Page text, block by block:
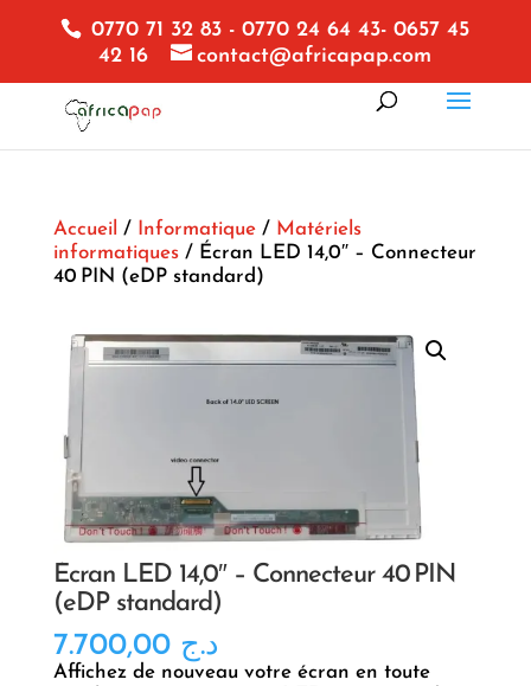
0770 71 32 83 - 0770 24 64 43- 0657 45
42 16
contact@africapap.com
Accueil / Informatique/ Matériels
informatiques/ Écran LED 14,0″ – Connecteur
40 PIN (eDP standard)
Écran LED 14,0″ – Connecteur 40 PIN
(eDP standard)
د.ج 7.700,00
Affichez de nouveau votre écran en toute